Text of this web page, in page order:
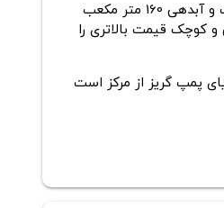
پمپ گریز از مرکز آبروان مدل 100-400 یک پمپ سانتریفیوژ با قطر دهانه مکش 100 میلیمتر و قطر دهانه رانش 400 میلیمتر است. این پمپ دارای توان 45 کیلووات و آبدهی 160 متر مکعب
پمپ های خانگی و کوچک قیمت بالاتری را
پمپ گریز از مرکز است